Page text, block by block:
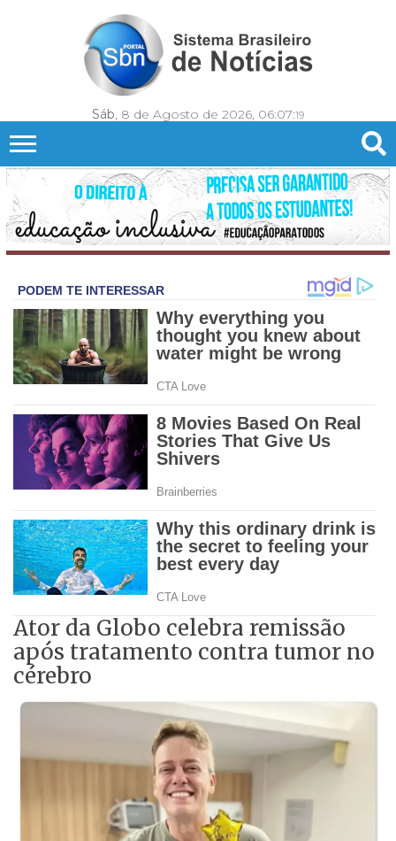
Sáb, 8 de Agosto de 2026, 06:07:22
Ator da Globo celebra remissão
após tratamento contra tumor no
cérebro